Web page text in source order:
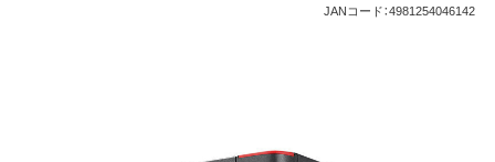
JANコード：4981254046142